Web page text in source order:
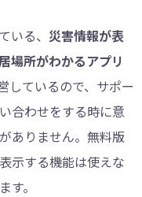
いる、 災害情報が表
場所がわかるアプリ
しているので、サポー
合わせをする時に意
ありません。無料版
示する機能は使えな
。